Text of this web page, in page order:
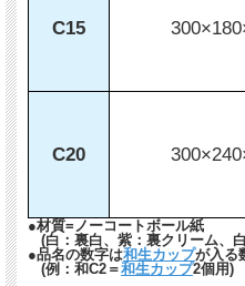
C15
C20
●材質=ノーコートボール紙
(白：裏白、紫：裏クリーム、
●品名の数字は和生カップが入る
(例：和C2＝和生カップ2個用)